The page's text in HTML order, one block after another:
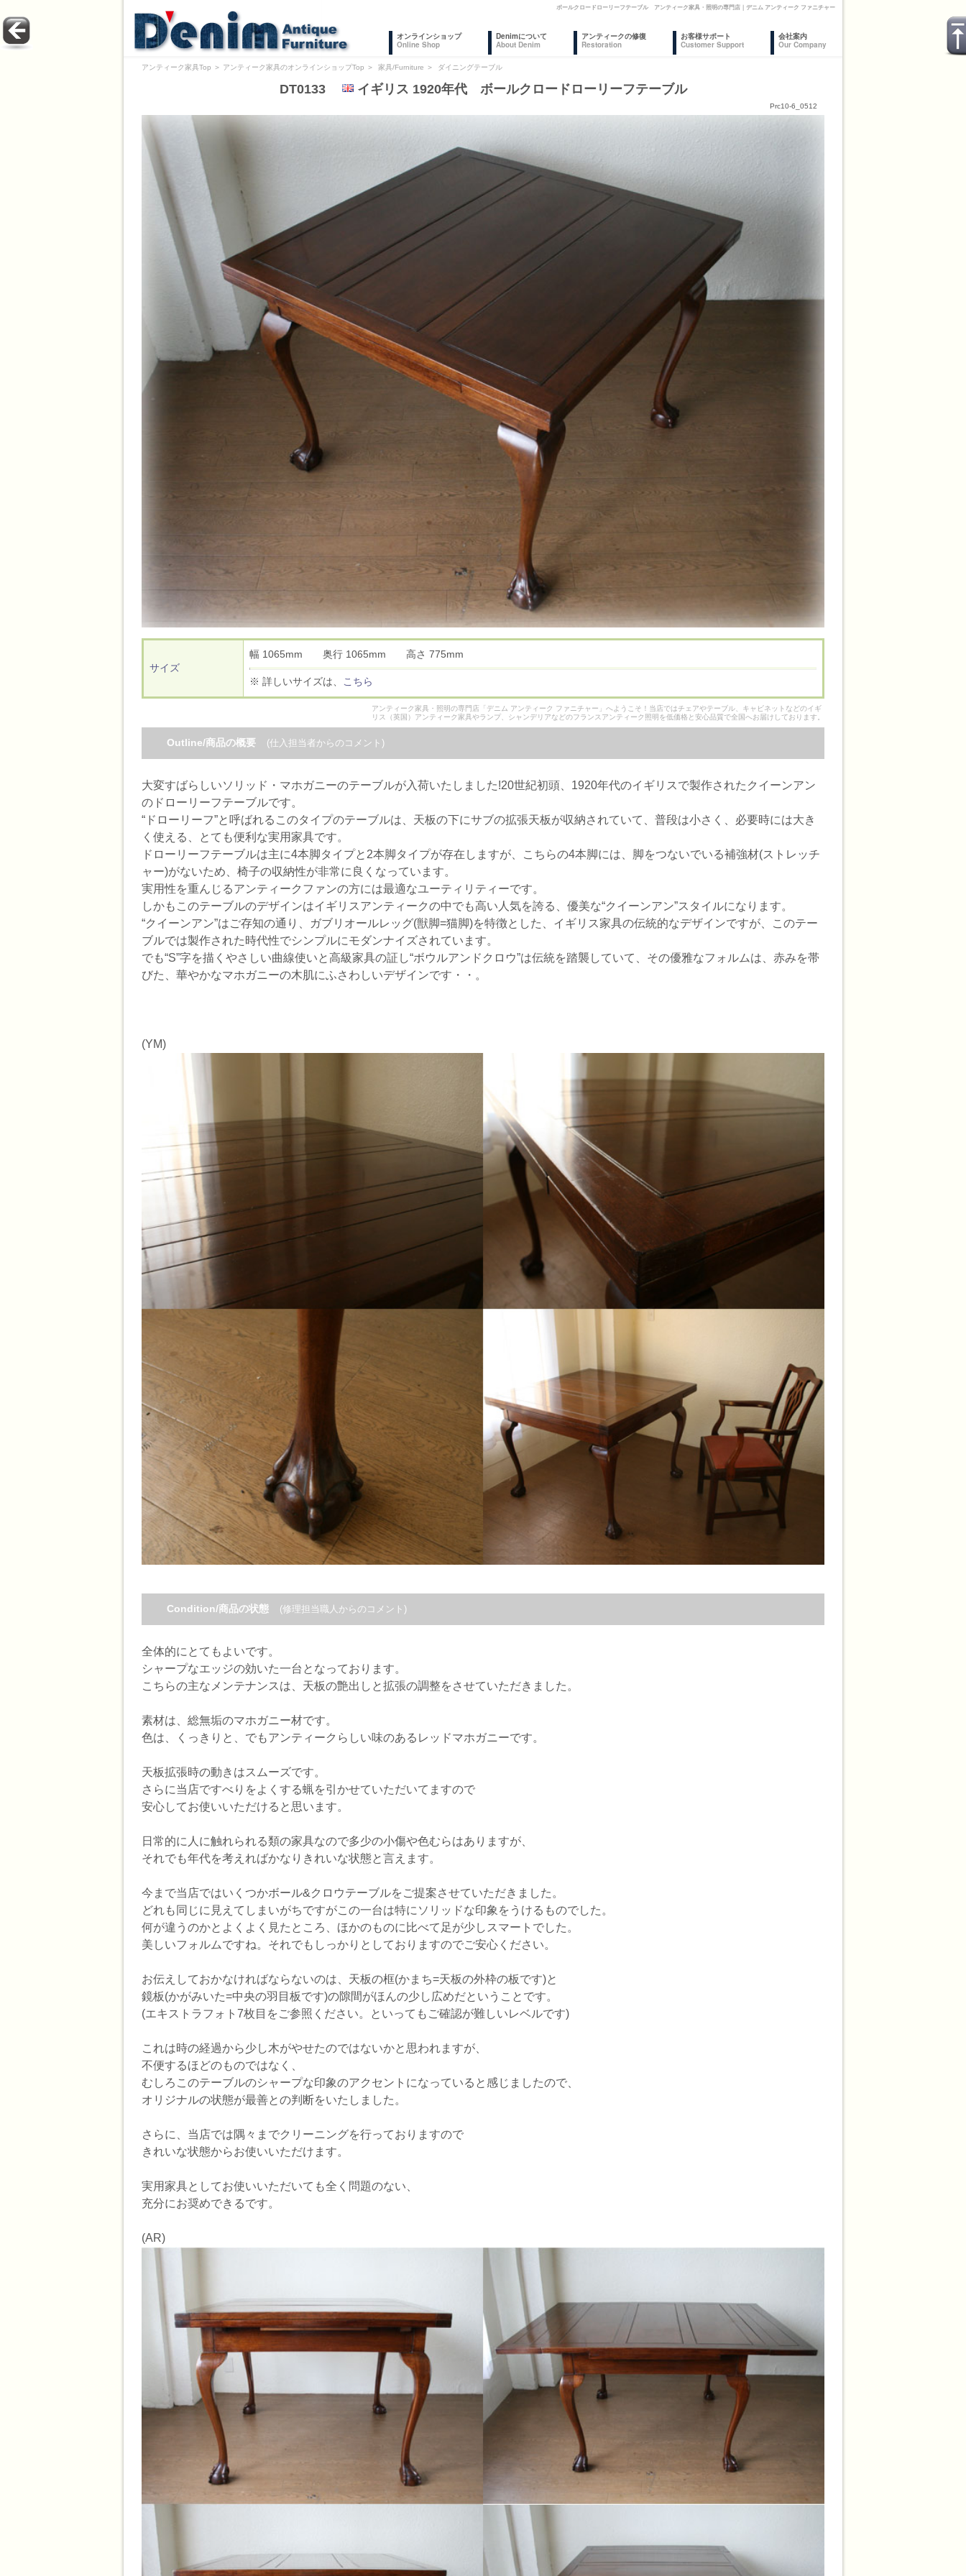
ボールクロードローリーフテーブル アンティーク家具・照明の専門店｜デニム アンティーク ファニチャー
オンラインショップ
Online Shop
Denimについて
About Denim
アンティークの修復
Restoration
お客様サポート
Customer Support
会社案内
Our Company
アンティーク家具Top ＞ アンティーク家具のオンラインショップTop ＞ 家具/Furniture ＞ ダイニングテーブル
DT0133 イギリス 1920年代 ボールクロードローリーフテーブル
Prc10-6_0512
サイズ
幅 1065mm 奥行 1065mm 高さ 775mm
※ 詳しいサイズは、 こちら
アンティーク家具・照明の専門店「デニム アンティーク ファニチャー」へようこそ！当店ではチェアやテーブル、キャビネットなどのイギ
リス（英国）アンティーク家具やランプ、シャンデリアなどのフランスアンティーク照明を低価格と安心品質で全国へお届けしております。
Outline/商品の概要 (仕入担当者からのコメント)
大変すばらしいソリッド・マホガニーのテーブルが入荷いたしました!20世紀初頭、1920年代のイギリスで製作されたクイーンアン
のドローリーフテーブルです。
“ドローリーフ”と呼ばれるこのタイプのテーブルは、天板の下にサブの拡張天板が収納されていて、普段は小さく、必要時には大き
く使える、とても便利な実用家具です。
ドローリーフテーブルは主に4本脚タイプと2本脚タイプが存在しますが、こちらの4本脚には、脚をつないでいる補強材(ストレッチ
ャー)がないため、椅子の収納性が非常に良くなっています。
実用性を重んじるアンティークファンの方には最適なユーティリティーです。
しかもこのテーブルのデザインはイギリスアンティークの中でも高い人気を誇る、優美な“クイーンアン”スタイルになります。
“クイーンアン”はご存知の通り、ガブリオールレッグ(獣脚=猫脚)を特徴とした、イギリス家具の伝統的なデザインですが、このテー
ブルでは製作された時代性でシンプルにモダンナイズされています。
でも“S”字を描くやさしい曲線使いと高級家具の証し“ボウルアンドクロウ”は伝統を踏襲していて、その優雅なフォルムは、赤みを帯
びた、華やかなマホガニーの木肌にふさわしいデザインです・・。
(YM)
Condition/商品の状態 (修理担当職人からのコメント)
全体的にとてもよいです。
シャープなエッジの効いた一台となっております。
こちらの主なメンテナンスは、天板の艶出しと拡張の調整をさせていただきました。
素材は、総無垢のマホガニー材です。
色は、くっきりと、でもアンティークらしい味のあるレッドマホガニーです。
天板拡張時の動きはスムーズです。
さらに当店ですべりをよくする蝋を引かせていただいてますので
安心してお使いいただけると思います。
日常的に人に触れられる類の家具なので多少の小傷や色むらはありますが、
それでも年代を考えればかなりきれいな状態と言えます。
今まで当店ではいくつかボール&クロウテーブルをご提案させていただきました。
どれも同じに見えてしまいがちですがこの一台は特にソリッドな印象をうけるものでした。
何が違うのかとよくよく見たところ、ほかのものに比べて足が少しスマートでした。
美しいフォルムですね。それでもしっかりとしておりますのでご安心ください。
お伝えしておかなければならないのは、天板の框(かまち=天板の外枠の板です)と
鏡板(かがみいた=中央の羽目板です)の隙間がほんの少し広めだということです。
(エキストラフォト7枚目をご参照ください。といってもご確認が難しいレベルです)
これは時の経過から少し木がやせたのではないかと思われますが、
不便するほどのものではなく、
むしろこのテーブルのシャープな印象のアクセントになっていると感じましたので、
オリジナルの状態が最善との判断をいたしました。
さらに、当店では隅々までクリーニングを行っておりますので
きれいな状態からお使いいただけます。
実用家具としてお使いいただいても全く問題のない、
充分にお奨めできるです。
(AR)